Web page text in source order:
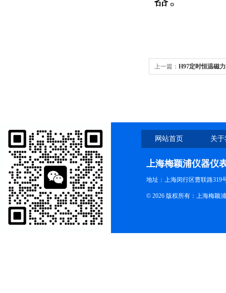
上一篇： H97定时恒温磁
网站首页 关
上海梅颖浦仪器仪
地址：上海闵行区曹联路319
© 2026 版权所有：上海梅颖